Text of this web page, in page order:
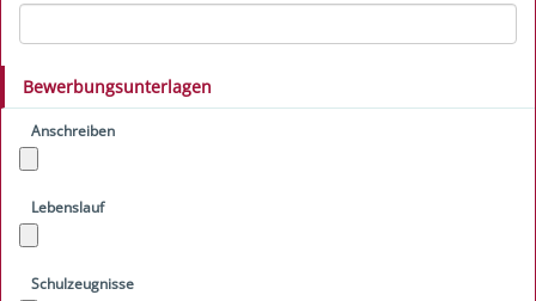
Bewerbungsunterlagen
Anschreiben
Lebenslauf
Schulzeugnisse